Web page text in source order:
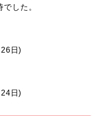
した。
日)
日)